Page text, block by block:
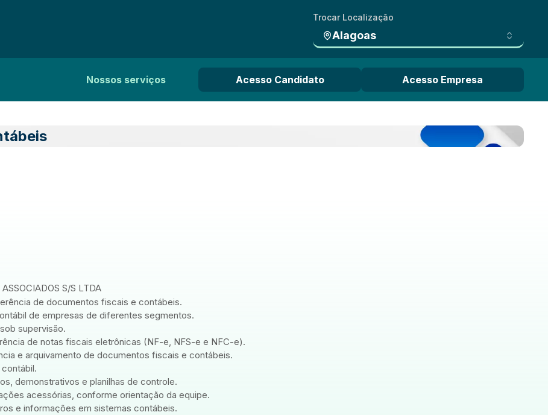
Trocar Localização
Alagoas
Nossos serviços Acesso Candidato Acesso Empresa
S/S LTDA
de documentos fiscais e contábeis.
de empresas de diferentes segmentos.
supervisão.
de notas fiscais eletrônicas (NF-e, NFS-e e NFC-e).
e arquivamento de documentos fiscais e contábeis.
demonstrativos e planilhas de controle.
acessórias, conforme orientação da equipe.
e informações em sistemas contábeis.